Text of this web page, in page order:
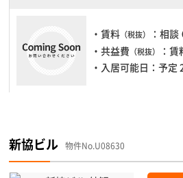
・賃料 （税抜） ：相談
・共益費 （税抜）
：
・入居可能日：予定
新協ビル 物件No.U08630